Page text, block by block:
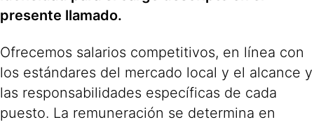
presente llamado.
Ofrecemos salarios competitivos, en línea con
los estándares del mercado local y el alcance y
las responsabilidades específicas de cada
puesto. La remuneración se determina en